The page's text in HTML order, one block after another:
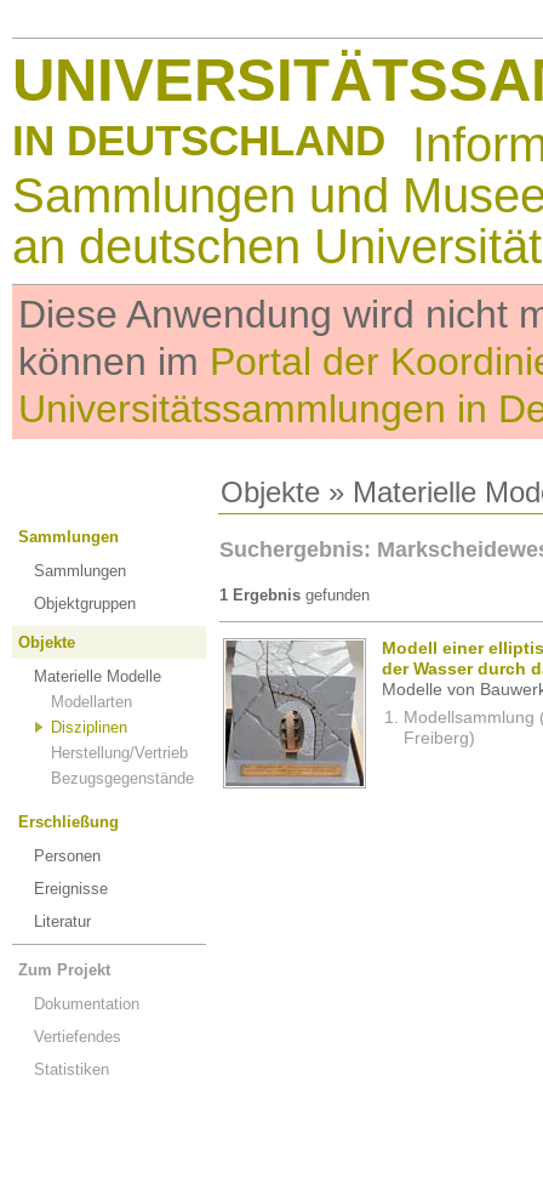
IN DEUTSCHLAND
Sammlungen und
an deutschen
Diese Anwendung wird nicht
können im Portal der
Universitätssammlungen in
Objekte » Materielle
Sammlungen
Sammlungen
Objektgruppen
Objekte
Materielle Modelle
Modellarten
Disziplinen
Herstellung/Vertrieb
Bezugsgegenstände
Erschließung
Personen
Ereignisse
Literatur
Zum Projekt
Dokumentation
Vertiefendes
Statistiken
Suchergebnis:
1 Ergebnis gefunden
Modell einer
der Wasser durch
Modelle von
Modellsammlung
Freiberg)